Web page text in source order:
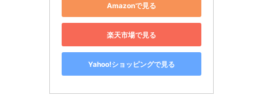
Amazonで見る
楽天市場で見る
Yahoo!ショッピングで見る